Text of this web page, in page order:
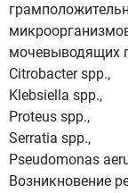
мочевыводящих
Citrobacter spp.,
Klebsiella spp.,
Proteus spp.,
Serratia spp.,
Pseudomonas
Возникновение